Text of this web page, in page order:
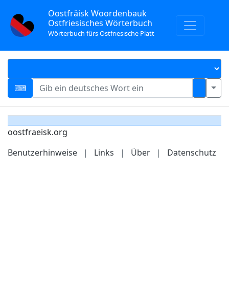
Oostfräisk Woordenbauk
Ostfriesisches Wörterbuch
Wörterbuch fürs Ostfriesische Platt
oostfraeisk.org
Benutzerhinweise
| Links | Über | Datenschutz